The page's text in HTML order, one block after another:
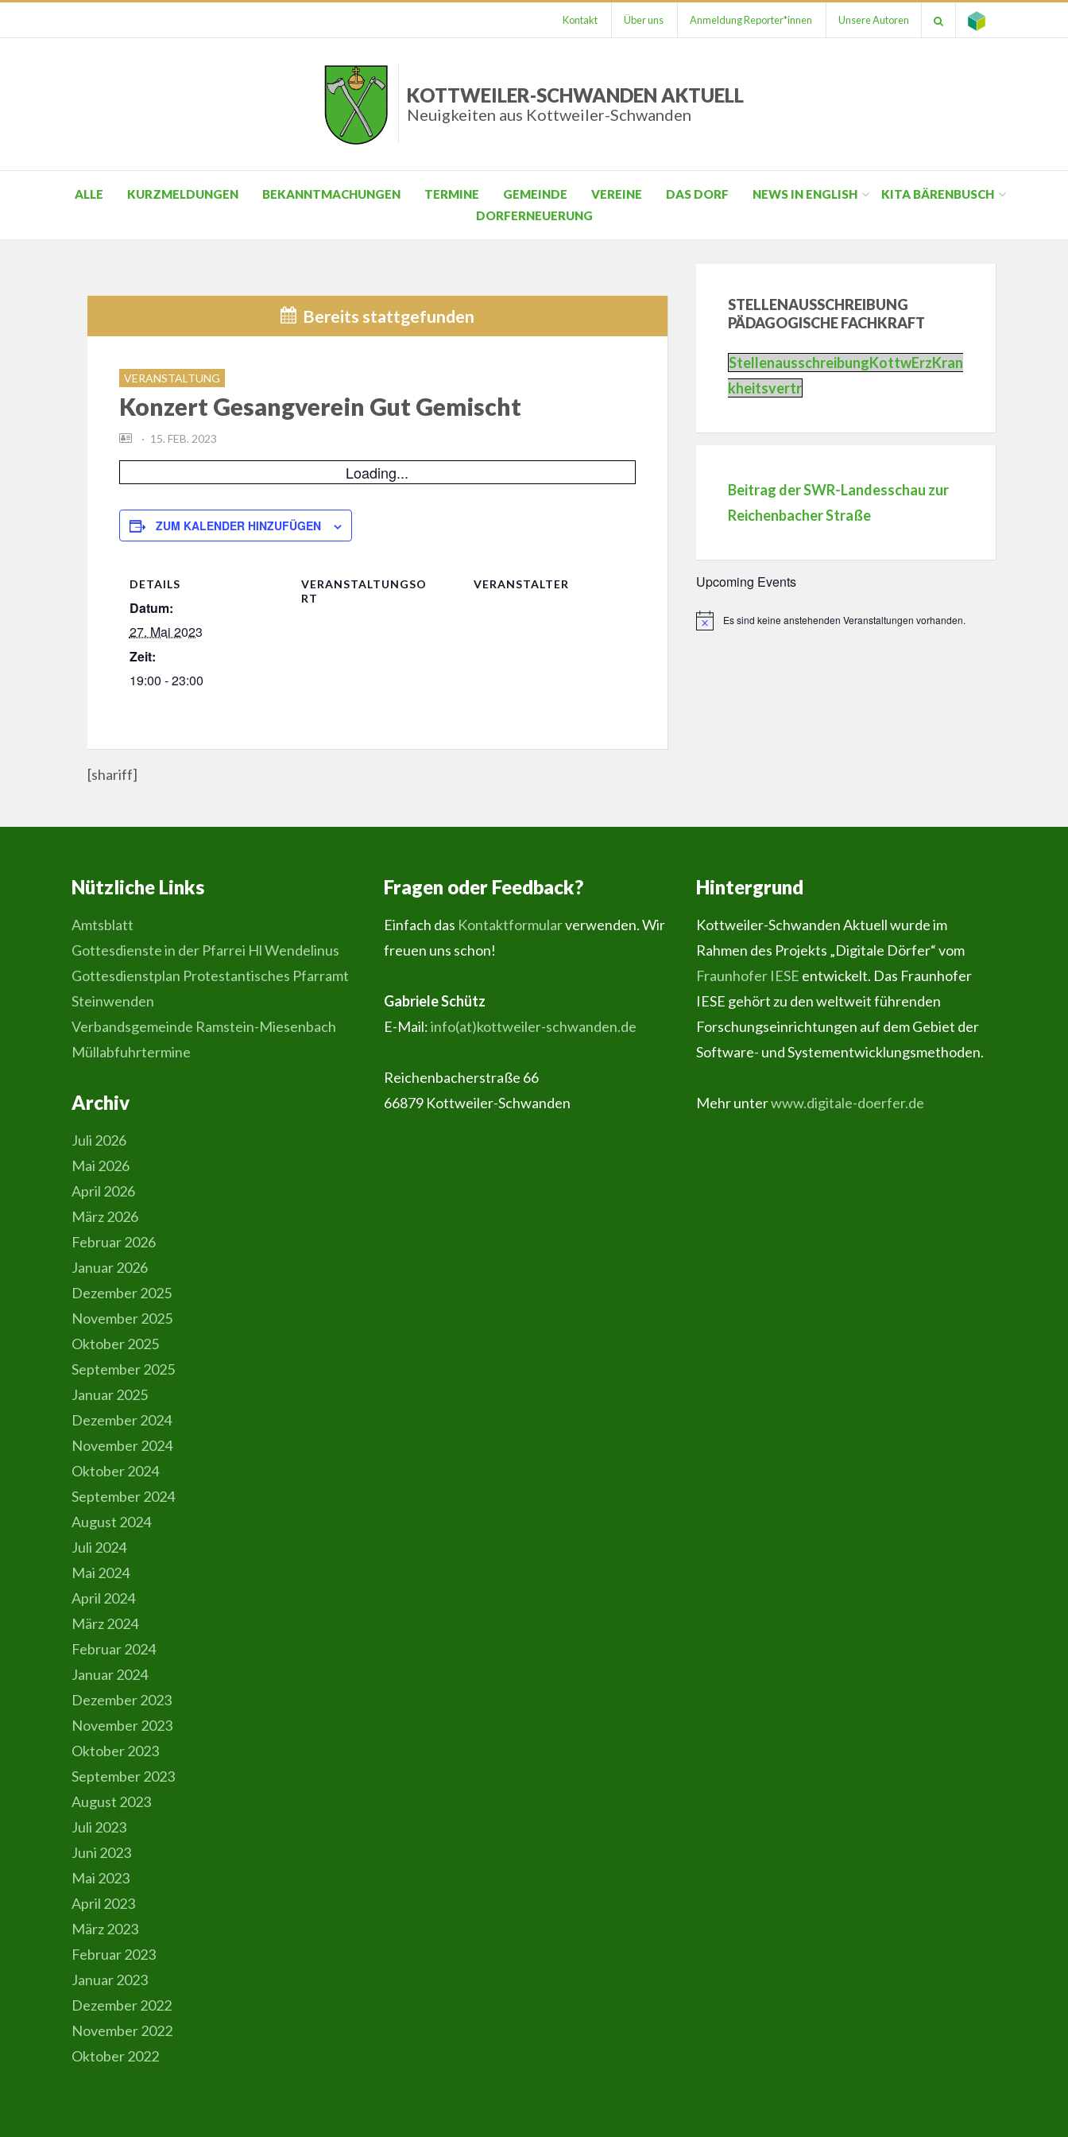
Kontakt Über uns Anmeldung Reporter*innen Unsere Autoren
KOTTWEILER-SCHWANDEN AKTUELL
Neuigkeiten aus Kottweiler-Schwanden
ALLE KURZMELDUNGEN BEKANNTMACHUNGEN TERMINE GEMEINDE VEREINE DAS DORF NEWS IN ENGLISH
KITA BÄRENBUSCH
DORFERNEUERUNG
Bereits stattgefunden
VERANSTALTUNG
Konzert Gesangverein Gut Gemischt
POSTED
ON
15. FEB. 2023
Loading...
ZUM KALENDER HINZUFÜGEN
DETAILS
Datum:
27. Mai 2023
Zeit:
19:00 - 23:00
VERANSTALTUNGSO
RT
VERANSTALTER
[shariff]
STELLENAUSSCHREIBUNG
PÄDAGOGISCHE FACHKRAFT
StellenausschreibungKottwErzKran
kheitsvertr
Beitrag der SWR-Landesschau zur
Reichenbacher Straße
Upcoming Events
HinweisEs sind keine anstehenden Veranstaltungen vorhanden.
Nützliche Links
Amtsblatt
Gottesdienste in der Pfarrei Hl Wendelinus
Gottesdienstplan Protestantisches Pfarramt
Steinwenden
Verbandsgemeinde Ramstein-Miesenbach
Müllabfuhrtermine
Archiv
Juli 2026
Mai 2026
April 2026
März 2026
Februar 2026
Januar 2026
Dezember 2025
November 2025
Oktober 2025
September 2025
Januar 2025
Dezember 2024
November 2024
Oktober 2024
September 2024
August 2024
Juli 2024
Mai 2024
April 2024
März 2024
Februar 2024
Januar 2024
Dezember 2023
November 2023
Oktober 2023
September 2023
August 2023
Juli 2023
Juni 2023
Mai 2023
April 2023
März 2023
Februar 2023
Januar 2023
Dezember 2022
November 2022
Oktober 2022
Fragen oder Feedback?
Einfach das Kontaktformularverwenden. Wir
freuen uns schon!
Gabriele Schütz
E-Mail:info(at)kottweiler-schwanden.de
Reichenbacherstraße 66
66879 Kottweiler-Schwanden
Hintergrund
Kottweiler-Schwanden Aktuell wurde im
Rahmen des Projekts „Digitale Dörfer“ vom
Fraunhofer IESE entwickelt. Das Fraunhofer
IESE gehört zu den weltweit führenden
Forschungseinrichtungen auf dem Gebiet der
Software- und Systementwicklungsmethoden.
Mehr unterwww.digitale-doerfer.de